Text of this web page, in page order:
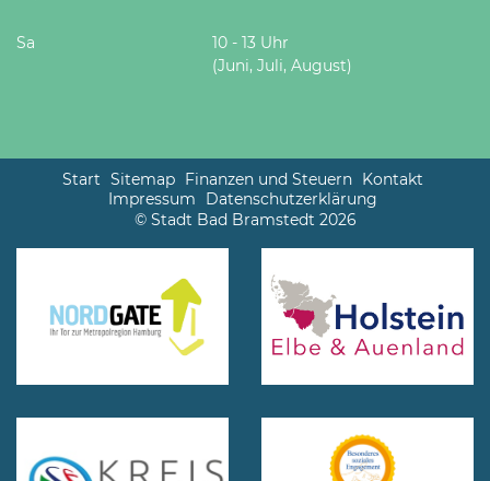
Sa
10 - 13 Uhr
(Juni, Juli, August)
Start Sitemap Finanzen und Steuern Kontakt
Impressum
Datenschutzerklärung
© Stadt Bad Bramstedt 2026